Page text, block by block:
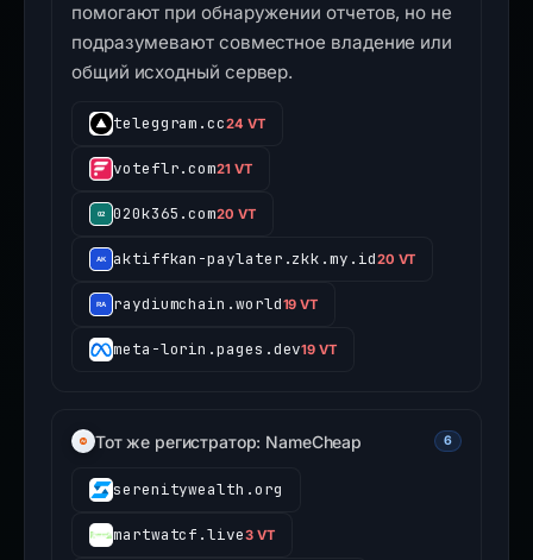
помогают при обнаружении отчетов, но не
подразумевают совместное владение или
общий исходный сервер.
teleggram.cc24 VT
voteflr.com21 VT
020k365.com20 VT
aktiffkan-paylater.zkk.my.id20 VT
raydiumchain.world19 VT
meta-lorin.pages.dev19 VT
Тот же регистратор: NameCheap 6
serenitywealth.org
martwatcf.live3 VT